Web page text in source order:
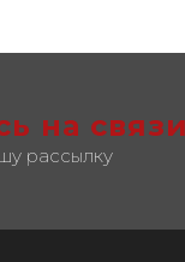
на
рассылку